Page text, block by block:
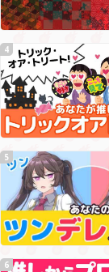
4
5
6